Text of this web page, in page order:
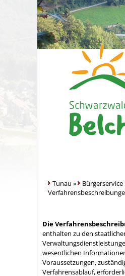
Tunau » Bürgerservice
Die
enthalten zu den
wesentlichen
Voraussetzungen,
Verfahrensablauf,